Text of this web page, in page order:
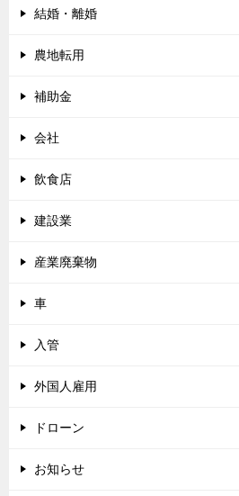
結婚・離婚
農地転用
補助金
会社
飲食店
建設業
産業廃棄物
車
入管
外国人雇用
ドローン
お知らせ